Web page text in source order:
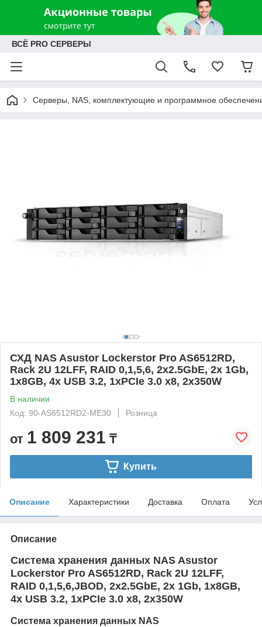
ВСЁ PRO СЕРВЕРЫ
Серверы, NAS, комплектующие и программное
СХД NAS Asustor Lockerstor Pro AS6512RD,
Rack 2U 12LFF, RAID 0,1,5,6, 2х2.5GbE, 2х 1Gb,
1x8GB, 4x USB 3.2, 1xPCIe 3.0 x8, 2х350W
В наличии
Код: 90-AS6512RD2-ME30
Розница
от 1 809 231 ₸
Купить
Описание Характеристики Доставка Оплата
Описание
Система хранения данных NAS Asustor
Lockerstor Pro AS6512RD, Rack 2U 12LFF,
RAID 0,1,5,6,JBOD, 2х2.5GbE, 2х 1Gb, 1x8GB,
4x USB 3.2, 1xPCIe 3.0 x8, 2х350W
Система хранения данных NAS